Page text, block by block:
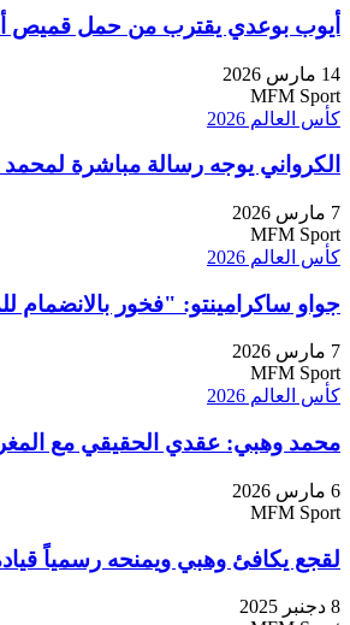
أيوب بوعدي يقترب من حمل قميص
14 مارس 2026
MFM Sport
كأس العالم 2026
الكرواني يوجه رسالة مباشرة
7 مارس 2026
MFM Sport
كأس العالم 2026
جواو ساكرامينتو: "فخور بالانضمام
7 مارس 2026
MFM Sport
كأس العالم 2026
محمد وهبي: عقدي الحقيقي مع المغرب
6 مارس 2026
MFM Sport
لقجع يكافئ وهبي ويمنحه رسمياً
8 دجنبر 2025